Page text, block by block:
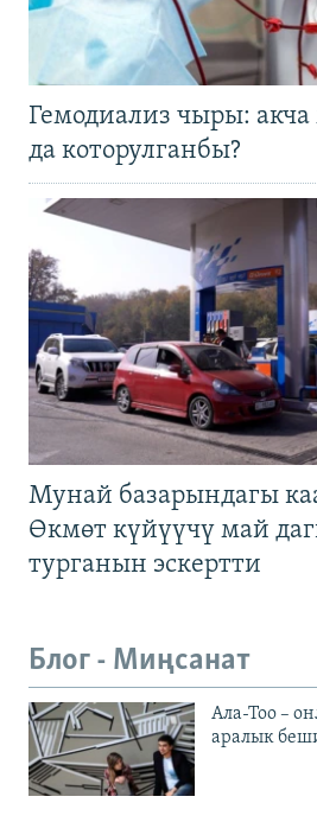
Гемодиализ чыры:
да которулганбы?
Мунай базарындагы
Өкмөт күйүүчү май
турганын эскертти
Блог - Миңсанат
Ала-Тоо –
аралык